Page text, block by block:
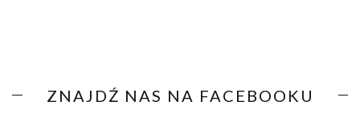
ZNAJDŹ NAS NA FACEBOOKU